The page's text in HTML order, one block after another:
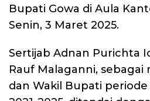
Bupati Gowa di Aula
Senin, 3 Maret 2025.
Sertijab Adnan Purichta
Rauf Malaganni,
dan Wakil Bupati periode